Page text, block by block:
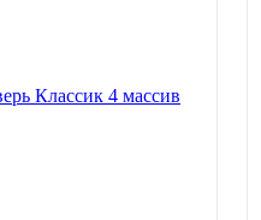
Классик 4 массив